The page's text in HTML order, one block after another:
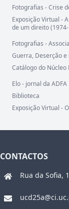
Fotografias - Crise
Exposição Virtual -
de um direito
Fotografias -
Guerra, Deserção
Catálogo do
Elo - jornal da ADFA
Biblioteca
Exposição Virtual -
CONTACTOS
Rua da Sofia,